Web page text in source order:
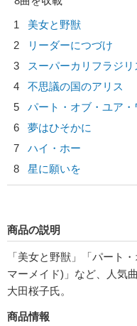
1
美女と野獣
2
リーダーにつづけ
3
スーパーカリフラジ
4
不思議の国のアリス
5
パート・オブ・ユア・
6
夢はひそかに
7
ハイ・ホー
8
星に願いを
商品の説明
「美女と野獣」「パート
マーメイド)」など、人気
大田桜子氏。
商品情報